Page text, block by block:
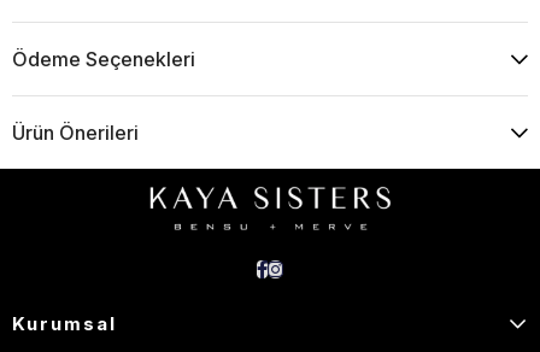
Ödeme Seçenekleri
Ürün Önerileri
Kurumsal